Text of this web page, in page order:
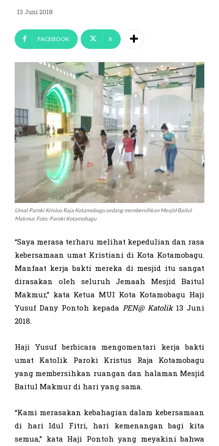
13 Juni 2018
FACEBOOK X
Umat Paroki Kristus Raja Kotamobagu sedang membersihkan Mesjid Baitul
Makmur. Foto: Paroki Kotamobagu
“Saya merasa terharu melihat kepedulian dan rasa
kebersamaan umat Kristiani di Kota Kotamobagu.
Manfaat kerja bakti mereka di mesjid itu sangat
dirasakan oleh seluruh Jemaah Mesjid Baitul
Makmur,” kata Ketua MUI Kota Kotamobagu Haji
Yusuf Dany Pontoh kepada PEN@ Katolik13 Juni
2018.
Haji Yusuf berbicara mengomentari kerja bakti
umat Katolik Paroki Kristus Raja Kotamobagu
yang membersihkan ruangan dan halaman Mesjid
Baitul Makmur di hari yang sama.
“Kami merasakan kebahagian dalam kebersamaan
di hari Idul Fitri, hari kemenangan bagi kita
semua,” kata Haji Pontoh yang meyakini bahwa